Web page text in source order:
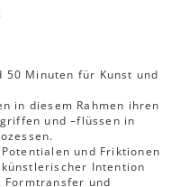
50 Minuten für Kunst und
in diesem Rahmen ihren
und –flüssen in
und Friktionen
Intention
Formtransfer und